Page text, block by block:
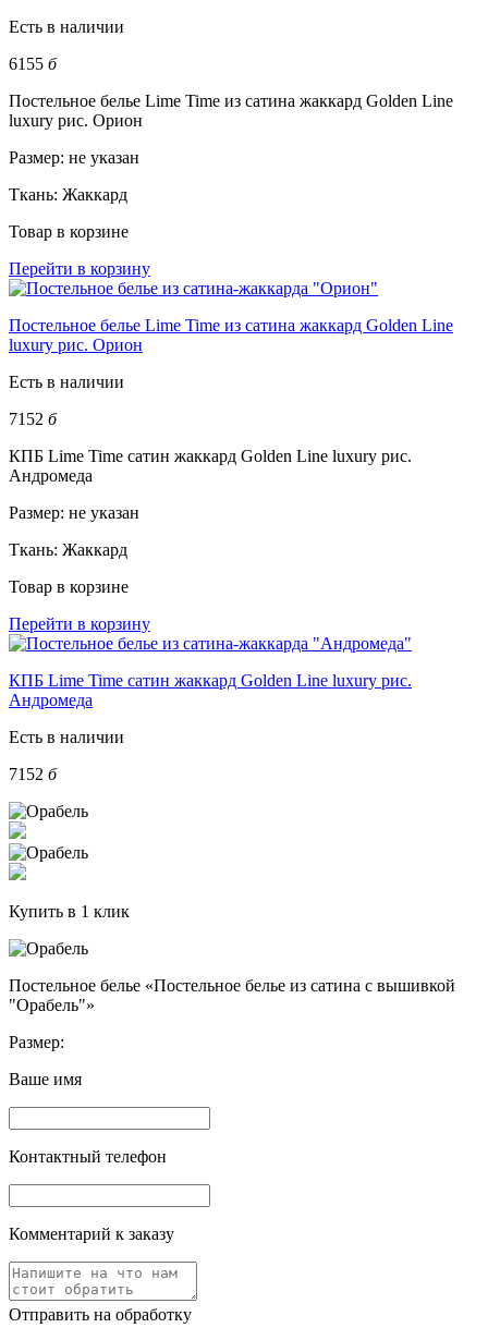
Есть в наличии
6155 б
Постельное белье Lime Time из сатина жаккард Golden Line
luxury рис. Орион
Размер: не указан
Ткань: Жаккард
Товар в корзине
Перейти в корзину
Постельное белье Lime Time из сатина жаккард Golden Line
luxury рис. Орион
Есть в наличии
7152 б
КПБ Lime Time сатин жаккард Golden Line luxury рис.
Андромеда
Размер: не указан
Ткань: Жаккард
Товар в корзине
Перейти в корзину
КПБ Lime Time сатин жаккард Golden Line luxury рис.
Андромеда
Есть в наличии
7152 б
Купить в 1 клик
Постельное белье «Постельное белье из сатина с вышивкой
"Орабель"»
Размер:
Ваше имя
Контактный телефон
Комментарий к заказу
Отправить на обработку